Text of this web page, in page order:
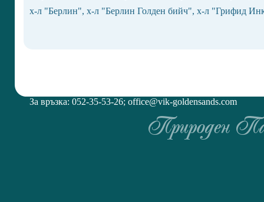
х-л "Берлин", х-л "Берлин Голден бийч", х-л "Грифид
За връзка: 052-35-53-26; office@vik-goldensands.com